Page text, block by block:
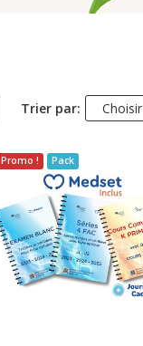
Trier par: Choisir
Promo ! Pack
Ajouter Au Panier